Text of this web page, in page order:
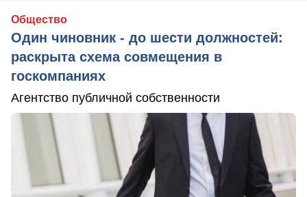
Общество
Один чиновник - до шести должностей:
раскрыта схема совмещения в
госкомпаниях
Агентство публичной собственности